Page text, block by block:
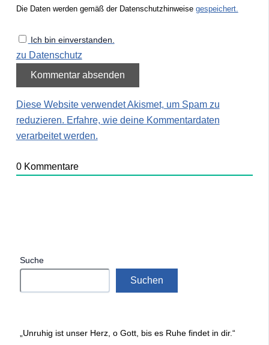
Die Daten werden gemäß der Datenschutzhinweise gespeichert.
Ich bin einverstanden.
zu Datenschutz
Diese Website verwendet Akismet, um Spam zu
reduzieren. Erfahre, wie deine Kommentardaten
verarbeitet werden.
0Kommentare
Suche
Suchen
„Unruhig ist unser Herz, o Gott, bis es Ruhe findet in dir.“